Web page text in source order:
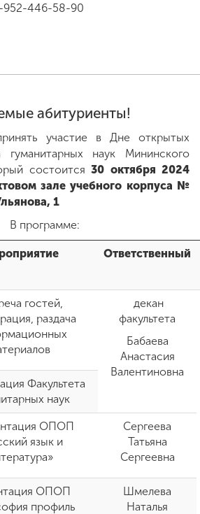
20
952-446-58-90
абитуриенты!
участие в Дне открытых
гуманитарных наук Мининского
состоится 30 октября 2024
залеучебного корпуса №
1
В программе:
Ответственный
гостей,
раздача
декан
факультета
Бабаева
Анастасия
Валентиновна
Факультета
наук
ОПОП
язык и
Сергеева
Татьяна
Сергеевна
ОПОП
профиль
Шмелева
Наталья